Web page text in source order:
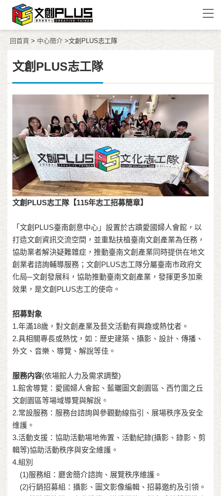
回首頁 > 中心簡介 >文創PLUS志工隊
文創PLUS志工隊
文創PLUS志工隊【115年志工招募簡章】
「文創PLUS臺南創意中心」設置於古蹟愛國婦人會館，以
打造文創資訊交流空間，並重點扶植臺南文創產業為任務，
協助業者解決疑難雜症，推動臺南文創產業同時提供在地文
創業者諮詢輔導服務；文創PLUS志工隊分屬臺南市政府文
化局─文創發展科，協助推動臺南文創產業，發揮更多加乘
效果，是文創PLUS志工的使命。
招募對象
1.年滿18歲，對文創產業及藝文活動有興趣或熱忱者。
2.具相關專長或熱忱，如：歷史建築、攝影、設計、傳播、
外文、音樂、導覽、解說等佳。
服務内容(依場館人力及需求調整)
1.館舍導覽：愛國婦人會館、藍曬圖文創園區、西竹圍之丘
文創園區等場域導覽與解說。
2.常設服務：服務台諮詢與參觀動線指引、展場秩序及安全
维護。
3.活動支援：協助活動場地佈置、活動紀錄(攝影、錄影、剪
輯等)協助活動秩序與安全維護。
4.組別
(1)服務組：廳舍簡介諮詢、展覽秩序維護。
(2)行銷招募組：攝影、圖文影像編輯、招募邀約及引領。